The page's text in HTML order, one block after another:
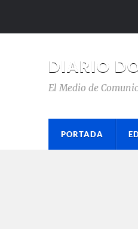
DIARIO
El Medio de
PORTADA